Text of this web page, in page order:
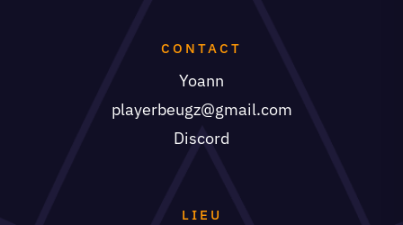
CONTACT
Yoann
playerbeugz@gmail.com
Discord
LIEU